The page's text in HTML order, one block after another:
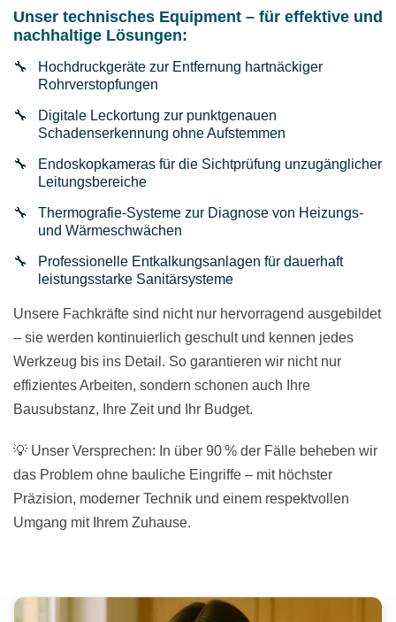
Unser technisches Equipment – für effektive und
nachhaltige Lösungen:
Hochdruckgeräte zur Entfernung hartnäckiger
Rohrverstopfungen
Digitale Leckortung zur punktgenauen
Schadenserkennung ohne Aufstemmen
Endoskopkameras für die Sichtprüfung unzugänglicher
Leitungsbereiche
Thermografie-Systeme zur Diagnose von Heizungs-
und Wärmeschwächen
Professionelle Entkalkungsanlagen für dauerhaft
leistungsstarke Sanitärsysteme
Unsere Fachkräfte sind nicht nur hervorragend ausgebildet
– sie werden kontinuierlich geschult und kennen jedes
Werkzeug bis ins Detail. So garantieren wir nicht nur
effizientes Arbeiten, sondern schonen auch Ihre
Bausubstanz, Ihre Zeit und Ihr Budget.
💡 Unser Versprechen: In über 90 % der Fälle beheben wir
das Problem ohne bauliche Eingriffe – mit höchster
Präzision, moderner Technik und einem respektvollen
Umgang mit Ihrem Zuhause.